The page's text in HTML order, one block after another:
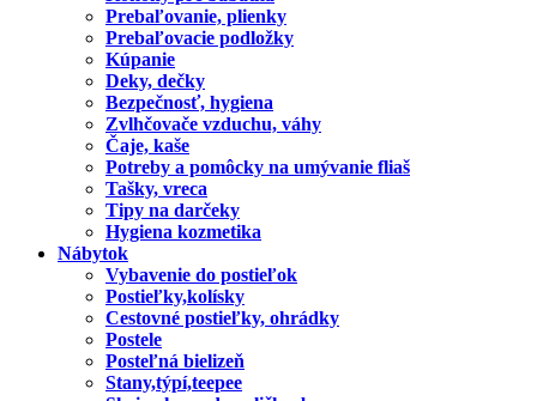
Prebaľovanie, plienky
Prebaľovacie podložky
Kúpanie
Deky, dečky
Bezpečnosť, hygiena
Zvlhčovače vzduchu, váhy
Čaje, kaše
Potreby a pomôcky na umývanie fliaš
Tašky, vreca
Tipy na darčeky
Hygiena kozmetika
Nábytok
Vybavenie do postieľok
Postieľky,kolísky
Cestovné postieľky, ohrádky
Postele
Posteľná bielizeň
Stany,týpí,teepee